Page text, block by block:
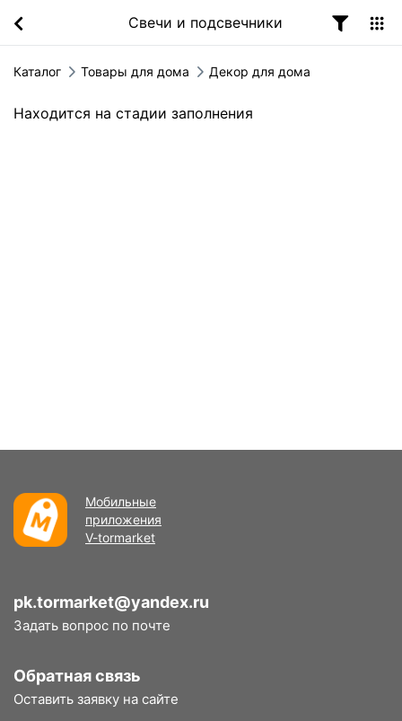
Свечи и подсвечники
Каталог Товары для дома Декор для дома
Находится на стадии заполнения
Мобильные
приложения
V-tormarket
pk.tormarket@yandex.ru
Задать вопрос по почте
Обратная связь
Оставить заявку на сайте